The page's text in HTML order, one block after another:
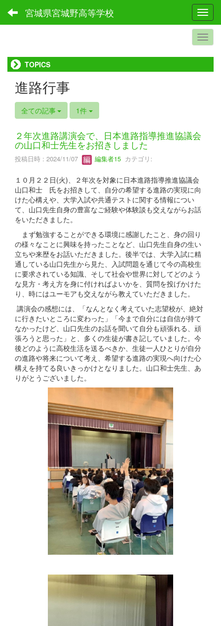
宮城県宮城野高等学校
TOPICS
進路行事
全ての記事 1件
２年次進路講演会で、日本進路指導推進協議会
の山口和士先生をお招きしました
投稿日時 : 2024/11/07 編集者15 カテゴリ:
１０月２２日(火)、２年次を対象に日本進路指導推進協議会
山口和士 氏をお招きして、自分の希望する進路の実現に向
けた心構えや、大学入試や共通テストに関する情報につい
て、山口先生自身の豊富なご経験や体験談も交えながらお話
をいただきました。
まず勉強することができる環境に感謝したこと、身の回り
の様々なことに興味を持ったことなど、山口先生自身の生い
立ちや来歴をお話いただきました。後半では、大学入試に精
通している山口先生から見た、入試問題を通じて今の高校生
に要求されている知識、そして社会や世界に対してどのよう
な見方・考え方を身に付ければよいかを、質問を投げかけた
り、時にはユーモアも交えながら教えていただきました。
講演会の感想には、「なんとなく考えていた志望校が、絶対
に行きたいところに変わった」「今まで自分には自信が持て
なかったけど、山口先生のお話を聞いて自分も頑張れる、頑
張ろうと思った」と、多くの生徒が書き記していました。今
後どのように高校生活を送るべきか、生徒一人ひとりが自分
の進路や将来について考え、希望する進路の実現へ向けた心
構えを持てる良いきっかけとなりました。山口和士先生、あ
りがとうございました。